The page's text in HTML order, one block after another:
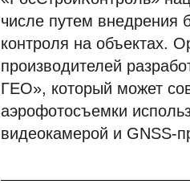
числе путем внедрения
контроля на объектах.
производителей
ГЕО», который может
аэрофотосъемки
видеокамерой и GNSS-